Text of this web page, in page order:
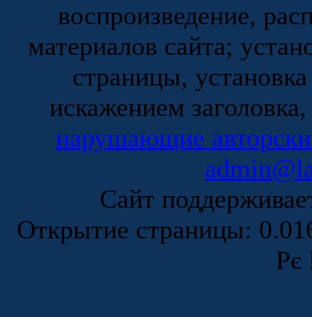
воспроизведение,
материалов сайта;
страницы,
искажением
нарушающие
Сайт
Открытие страницы:
Рє